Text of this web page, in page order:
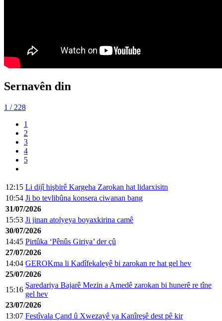
Sernavên din
1 / 228
1
2
3
4
5
12:15 Li dijî hişbirê Kargeha Zarokan hat lidarxisitn
10:54 Ji bo tevlibûna konsera ciwanan bang
31/07/2026
15:53 Ji jinan atolyeya boyaxkirina camê
30/07/2026
14:45 Pirtûka ‘Pênûs Giriya’ der çû
27/07/2026
14:04 GEROKma li Kadîfekaleyê bi zarokan re hat gel hev
25/07/2026
15:16
Şaredariya Bajarê Mezin a Amedê zarokan bi hunerê re tîne
gel hev
23/07/2026
13:07 Festîvala Çand û Xwezayê ya Kanîreşê dest pê kir